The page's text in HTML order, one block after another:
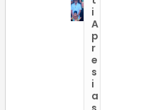
i
A
p
r
e
s
i
a